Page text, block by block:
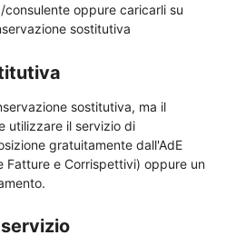
oppure caricarli su
sostitutiva
sostitutiva, ma il
utilizzare il servizio di
gratuitamente dall'AdE
Fatture e Corrispettivi) oppure un